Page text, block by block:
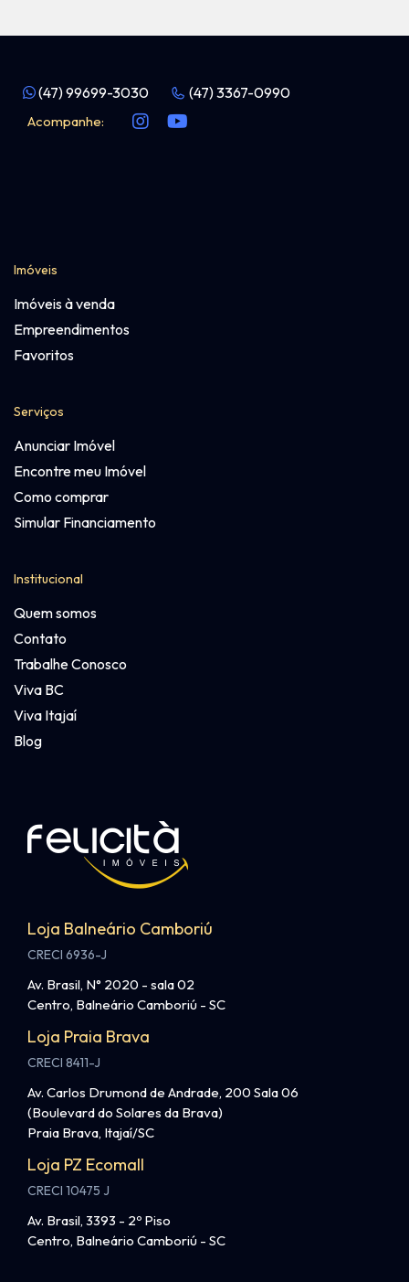
(47) 99699-3030 (47) 3367-0990
Acompanhe:
Imóveis
Imóveis à venda
Empreendimentos
Favoritos
Serviços
Anunciar Imóvel
Encontre meu Imóvel
Como comprar
Simular Financiamento
Institucional
Quem somos
Contato
Trabalhe Conosco
Viva BC
Viva Itajaí
Blog
Loja Balneário Camboriú
CRECI 6936-J
Av. Brasil, N° 2020 - sala 02
Centro, Balneário Camboriú - SC
Loja Praia Brava
CRECI 8411-J
Av. Carlos Drumond de Andrade, 200 Sala 06
(Boulevard do Solares da Brava)
Praia Brava, Itajaí/SC
Loja PZ Ecomall
CRECI 10475 J
Av. Brasil, 3393 - 2º Piso
Centro, Balneário Camboriú - SC